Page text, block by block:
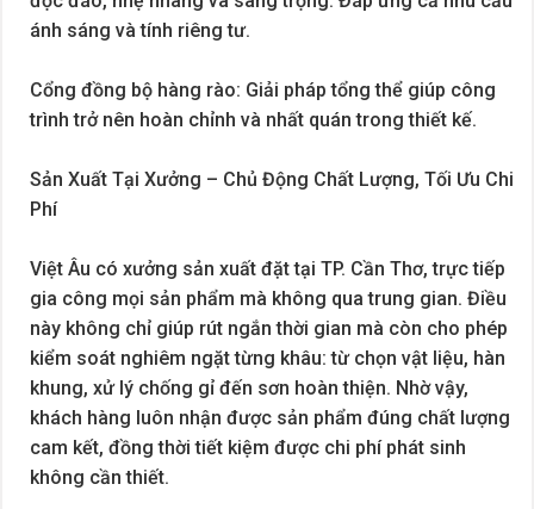
ánh sáng và tính riêng tư.
Cổng đồng bộ hàng rào: Giải pháp tổng thể giúp công
trình trở nên hoàn chỉnh và nhất quán trong thiết kế.
Sản Xuất Tại Xưởng – Chủ Động Chất Lượng, Tối Ưu Chi
Phí
Việt Âu có xưởng sản xuất đặt tại TP. Cần Thơ, trực tiếp
gia công mọi sản phẩm mà không qua trung gian. Điều
này không chỉ giúp rút ngắn thời gian mà còn cho phép
kiểm soát nghiêm ngặt từng khâu: từ chọn vật liệu, hàn
khung, xử lý chống gỉ đến sơn hoàn thiện. Nhờ vậy,
khách hàng luôn nhận được sản phẩm đúng chất lượng
cam kết, đồng thời tiết kiệm được chi phí phát sinh
không cần thiết.